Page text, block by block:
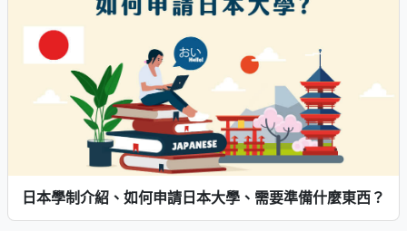
日本學制介紹、如何申請日本大學、需要準備什麼東西？